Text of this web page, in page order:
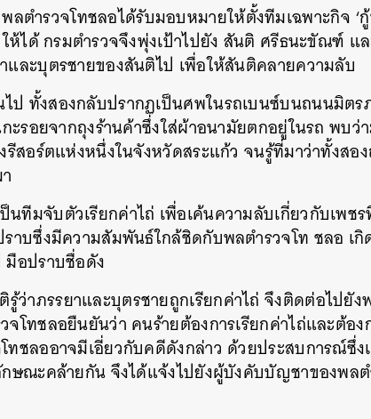
ตำรวจโทชลอได้รับมอบหมายให้ตั้งทีมเฉพาะกิจ ‘กู้
ห้ได้ กรมตำรวจจึงพุ่งเป้าไปยัง สันติ ศรีธนะขัณฑ์ แ
ละบุตรชายของสันติไป เพื่อให้สันติคลายความลับ
ไป ทั้งสองกลับปรากฏเป็นศพในรถเบนซ์บนถนนมิต
ะรอยจากถุงร้านค้าซึ่งใส่ผ้าอนามัยตกอยู่ในรถ พบว่
สอร์ตแห่งหนึ่งในจังหวัดสระแก้ว จนรู้ที่มาว่าทั้งสอ
ป็นทีมจับตัวเรียกค่าไถ่ เพื่อเค้นความลับเกี่ยวกับเพช
ราบซึ่งมีความสัมพันธ์ใกล้ชิดกับพลตำรวจโท ชลอ เ
อปราบชื่อดัง
รู้ว่าภรรยาและบุตรชายถูกเรียกค่าไถ่ จึงติดต่อไปยั
โทชลอยืนยันว่า คนร้ายต้องการเรียกค่าไถ่และต้อง
ชลออาจมีเอี่ยวกับคดีดังกล่าว ด้วยประสบการณ์ซึ่ง
ษณะคล้ายกัน จึงได้แจ้งไปยังผู้บังคับบัญชาของพล
SHARE TWEET LINE EMAIL